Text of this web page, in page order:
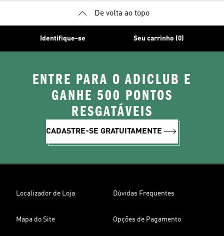
De volta ao topo
Identifique-se Seu carrinho (0)
ENTRE PARA O ADICLUB E
GANHE 500 PONTOS
RESGATÁVEIS
CADASTRE-SE GRATUITAMENTE
Localizador de Loja Dúvidas Frequentes
Mapa do Site Opções de Pagamento